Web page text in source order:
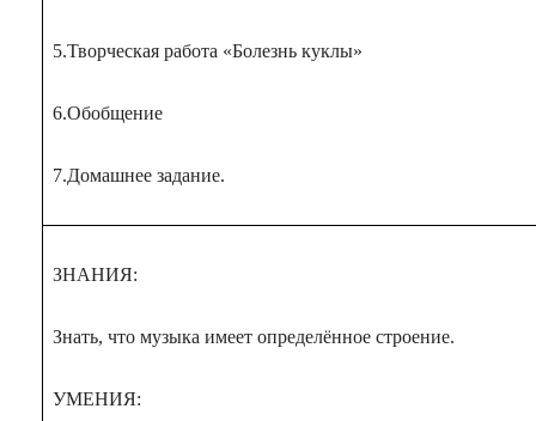
5.Творческая работа «Болезнь куклы»
6.Обобщение
7.Домашнее задание.
ЗНАНИЯ:
Знать, что музыка имеет определённое строение.
УМЕНИЯ: